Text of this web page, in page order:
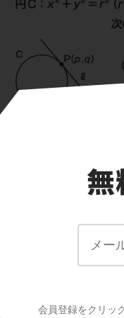
会員登録をクリッ
接点の座標が具体
のポイントのよう
1つのxをpに、1つ
この接線公式はど